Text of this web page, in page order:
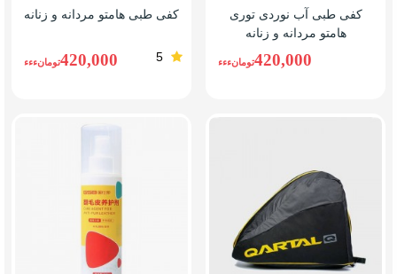
کفی طبی آب نوردی توری
هامتو مردانه و زنانه
420,000تومانءءء
کفی طبی هامتو مردانه و زنانه
5
420,000تومانءءء